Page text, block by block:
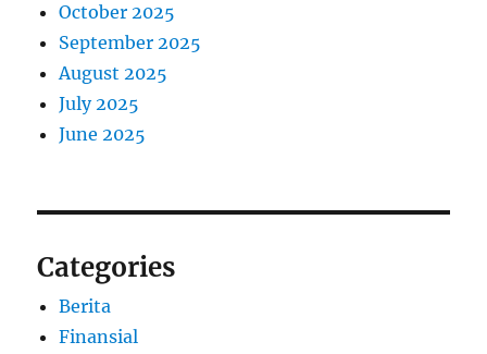
October 2025
September 2025
August 2025
July 2025
June 2025
Categories
Berita
Finansial